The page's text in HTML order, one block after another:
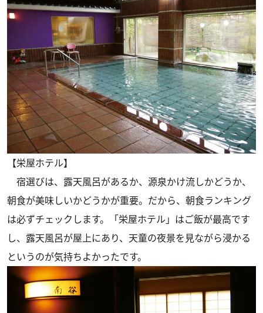
【栄屋ホテル】
宿選びは、露天風呂があるか、源泉かけ流しかどうか、
朝食が美味しいかどうかが重要。だから、朝食ランキング
は必ずチェックします。「栄屋ホテル」はご飯が最高です
し、露天風呂が屋上にあり、天童の夜景を見ながら浸かる
というのが気持ちよかったです。